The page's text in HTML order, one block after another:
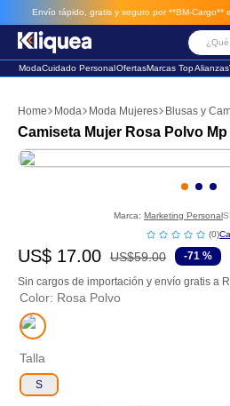
Envío rápido, gratis y seguro por **BM-Cargo**
¿Qué
ModaCuidado PersonalOfertasMarcas TopAlianzas
Moda Moda Mujeres Blusas y
Camiseta Mujer Rosa Polvo Mp
Marca: Marketing Personal
☆☆☆☆☆
(0)
US$ 17.00 US$59.00 -71 %
Sin cargos de importación y envío gratis a
Color: Rosa Polvo
Talla
S
2. faldas